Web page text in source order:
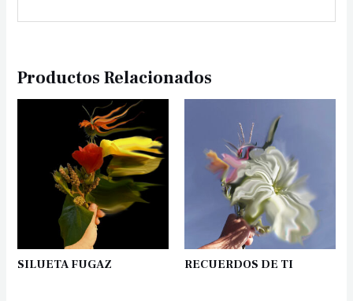
Productos Relacionados
SILUETA FUGAZ RECUERDOS DE TI